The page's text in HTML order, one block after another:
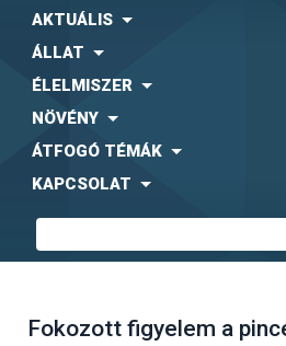
AKTUÁLIS
ÁLLAT
ÉLELMISZER
NÖVÉNY
ÁTFOGÓ TÉMÁK
KAPCSOLAT
Fokozott figyelem a